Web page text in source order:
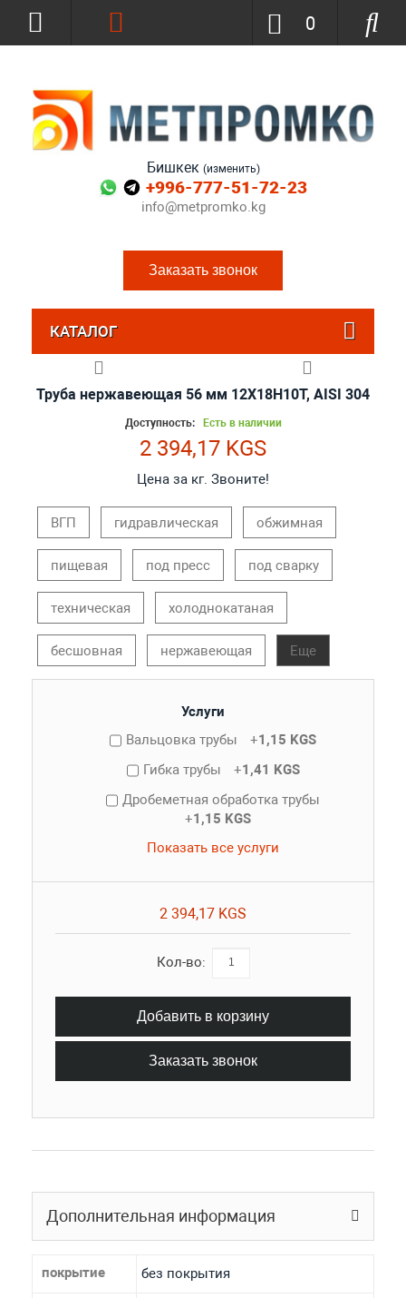
Бишкек (изменить)
+996-777-51-72-23
info@metpromko.kg
Заказать звонок
0
КАТАЛОГ
Труба нержавеющая 56 мм 12Х18Н10Т, AISI 304
Доступность: Есть в наличии
2 394,17 KGS
Цена за кг. Звоните!
ВГП гидравлическая обжимная
пищевая под пресс под сварку
техническая холоднокатаная
бесшовная нержавеющая Еще
Услуги
Вальцовка трубы
+1,15 KGS
Гибка трубы
+1,41 KGS
Дробеметная обработка трубы
+1,15 KGS
Показать все услуги
2 394,17 KGS
Кол-во:
Добавить в корзину
Заказать звонок
Дополнительная информация
покрытие без покрытия